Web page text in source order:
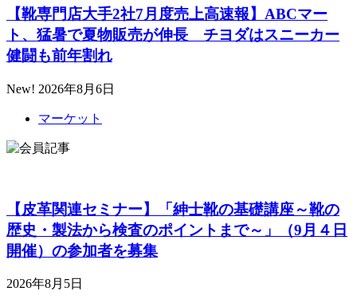
【靴専門店大手2社7月度売上高速報】ABCマー
ト、猛暑で夏物販売が伸長 チヨダはスニーカー
健闘も前年割れ
New! 2026年8月6日
マーケット
【皮革関連セミナー】「紳士靴の基礎講座～靴の
歴史・製法から検査のポイントまで～」（9月４日
開催）の参加者を募集
2026年8月5日